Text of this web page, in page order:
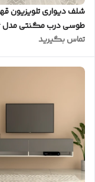
شلف دیواری تلویزیون
طوسی درب مگنتی مدل W.B006
تماس بگیرید